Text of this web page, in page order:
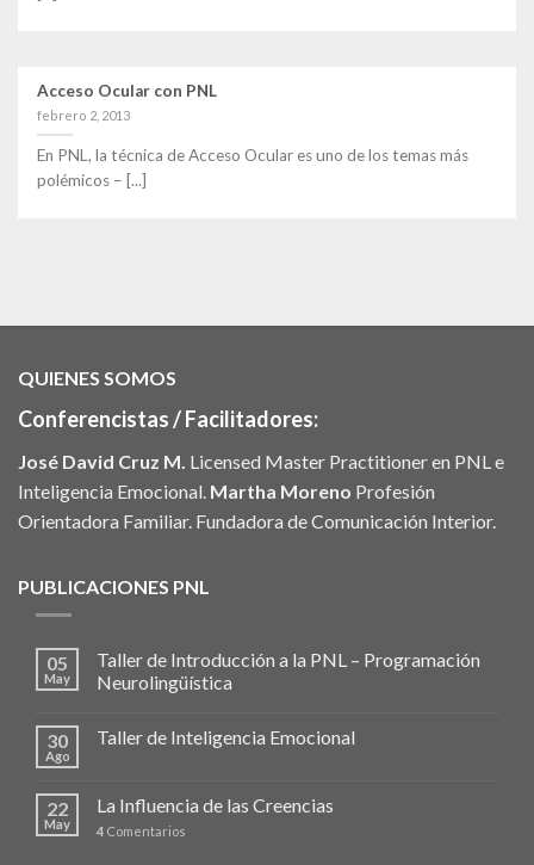
Acceso Ocular con PNL
febrero 2, 2013
En PNL, la técnica de Acceso Ocular es uno de los temas más
polémicos – [...]
QUIENES SOMOS
Conferencistas / Facilitadores:
José David Cruz M. Licensed Master Practitioner en PNL e
Inteligencia Emocional. Martha Moreno Profesión
Orientadora Familiar. Fundadora de Comunicación Interior.
PUBLICACIONES PNL
05
May
Taller de Introducción a la PNL – Programación
Neurolingüística
30
Ago
Taller de Inteligencia Emocional
22
May
La Influencia de las Creencias
4 Comentarios